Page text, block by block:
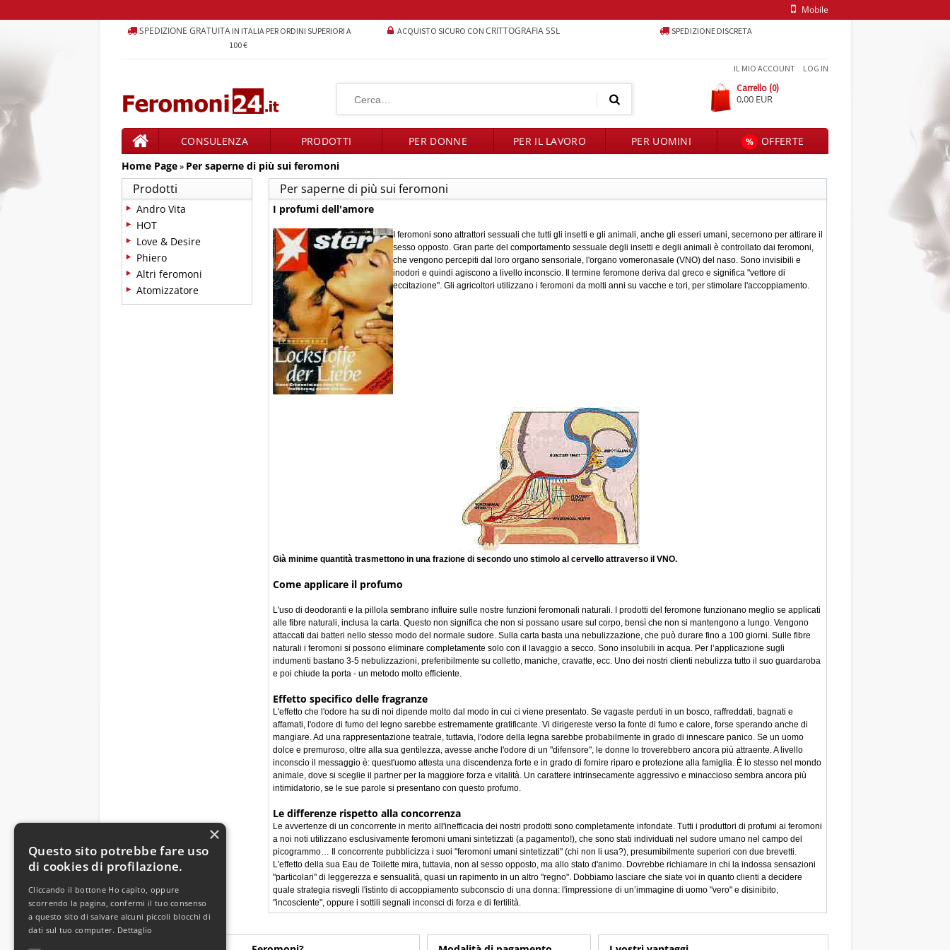
Mobile
SPEDIZIONE GRATUITAIN ITALIA PER ORDINI SUPERIORI A
100 €
ACQUISTO SICURO CON CRITTOGRAFIA SSL SPEDIZIONE DISCRETA
LOG IN
IL MIO ACCOUNT
Carrello (0)
0,00 EUR
CONSULENZA
PRODOTTI
PRODOTTI PER DONNE PER IL LAVORO PER UOMINI %
OFFERTE
Home Page» Per saperne di più sui feromoni
Prodotti
Andro Vita
HOT
Love & Desire
Phiero
Altri feromoni
Atomizzatore
Per saperne di più sui feromoni
I profumi dell'amore
I feromoni sono attrattori sessuali che tutti gli insetti e gli animali, anche gli esseri umani, secernono per attirare il
sesso opposto. Gran parte del comportamento sessuale degli insetti e degli animali è controllato dai feromoni,
che vengono percepiti dal loro organo sensoriale, l'organo vomeronasale (VNO) del naso. Sono invisibili e
inodori e quindi agiscono a livello inconscio. Il termine feromone deriva dal greco e significa "vettore di
eccitazione". Gli agricoltori utilizzano i feromoni da molti anni su vacche e tori, per stimolare l'accoppiamento.
Già minime quantità trasmettono in una frazione di secondo uno stimolo al cervello attraverso il VNO.
Come applicare il profumo
L'uso di deodoranti e la pillola sembrano influire sulle nostre funzioni feromonali naturali. I prodotti del feromone funzionano meglio se applicati
alle fibre naturali, inclusa la carta. Questo non significa che non si possano usare sul corpo, bensì che non si mantengono a lungo. Vengono
attaccati dai batteri nello stesso modo del normale sudore. Sulla carta basta una nebulizzazione, che può durare fino a 100 giorni. Sulle fibre
naturali i feromoni si possono eliminare completamente solo con il lavaggio a secco. Sono insolubili in acqua. Per l’applicazione sugli
indumenti bastano 3-5 nebulizzazioni, preferibilmente su colletto, maniche, cravatte, ecc. Uno dei nostri clienti nebulizza tutto il suo guardaroba
e poi chiude la porta - un metodo molto efficiente.
Effetto specifico delle fragranze
L'effetto che l'odore ha su di noi dipende molto dal modo in cui ci viene presentato. Se vagaste perduti in un bosco, raffreddati, bagnati e
affamati, l'odore di fumo del legno sarebbe estremamente gratificante. Vi dirigereste verso la fonte di fumo e calore, forse sperando anche di
mangiare. Ad una rappresentazione teatrale, tuttavia, l'odore della legna sarebbe probabilmente in grado di innescare panico. Se un uomo
dolce e premuroso, oltre alla sua gentilezza, avesse anche l'odore di un "difensore", le donne lo troverebbero ancora più attraente. A livello
inconscio il messaggio è: quest'uomo attesta una discendenza forte e in grado di fornire riparo e protezione alla famiglia. È lo stesso nel mondo
animale, dove si sceglie il partner per la maggiore forza e vitalità. Un carattere intrinsecamente aggressivo e minaccioso sembra ancora più
intimidatorio, se le sue parole si presentano con questo profumo.
Le differenze rispetto alla concorrenza
Le avvertenze di un concorrente in merito all'inefficacia dei nostri prodotti sono completamente infondate. Tutti i produttori di profumi ai feromoni
a noi noti utilizzano esclusivamente feromoni umani sintetizzati (a pagamento!), che sono stati individuati nel sudore umano nel campo del
picogrammo… Il concorrente pubblicizza i suoi "feromoni umani sintetizzati" (chi non li usa?), presumibilmente superiori con due brevetti.
L'effetto della sua Eau de Toilette mira, tuttavia, non al sesso opposto, ma allo stato d'animo. Dovrebbe richiamare in chi la indossa sensazioni
"particolari" di leggerezza e sensualità, quasi un rapimento in un altro "regno". Dobbiamo lasciare che siate voi in quanto clienti a decidere
quale strategia risvegli l'istinto di accoppiamento subconscio di una donna: l'impressione di un’immagine di uomo "vero" e disinibito,
"incosciente", oppure i sottili segnali inconsci di forza e di fertilità.
Questo sito potrebbe fare uso
di cookies di profilazione.
Cliccando il bottone Ho capito, oppure
scorrendo la pagina, confermi il tuo consenso
a questo sito di salvare alcuni piccoli blocchi di
dati sul tuo computer. Dettaglio
×